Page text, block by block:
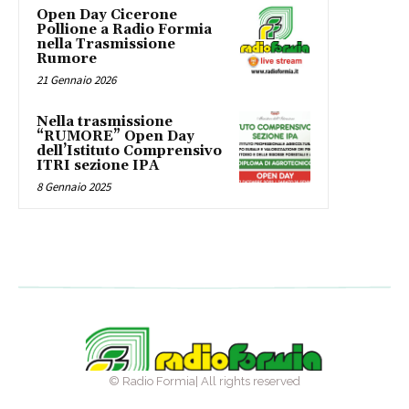
Open Day Cicerone
Pollione a Radio Formia
nella Trasmissione
Rumore
21 Gennaio 2026
Nella trasmissione
“RUMORE” Open Day
dell’Istituto Comprensivo
ITRI sezione IPA
8 Gennaio 2025
© Radio Formia| All rights reserved